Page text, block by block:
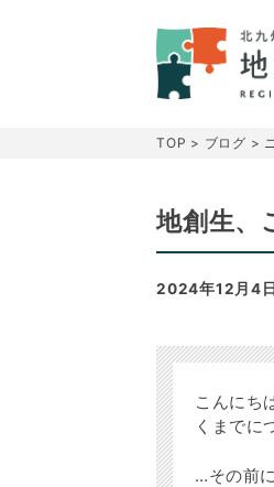
TOP > ブログ >
地創生、
2024年12月4日
こんにち
くまでに
…その前